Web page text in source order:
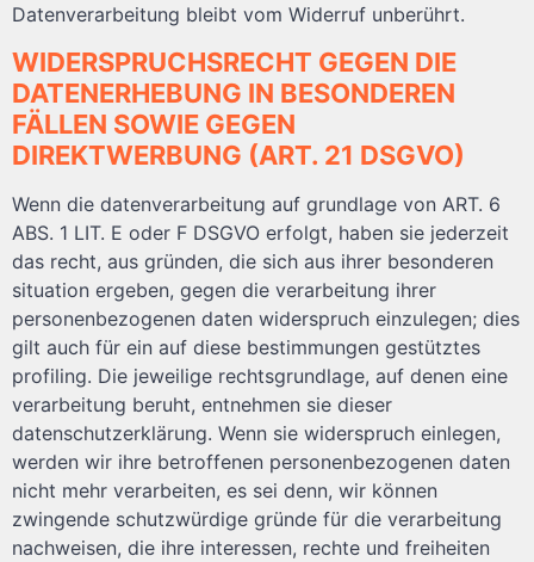
Datenverarbeitung bleibt vom Widerruf unberührt.
WIDERSPRUCHSRECHT GEGEN DIE
DATENERHEBUNG IN BESONDEREN
FÄLLEN SOWIE GEGEN
DIREKTWERBUNG (ART. 21 DSGVO)
Wenn die datenverarbeitung auf grundlage von ART. 6
ABS. 1 LIT. E oder F DSGVO erfolgt, haben sie jederzeit
das recht, aus gründen, die sich aus ihrer besonderen
situation ergeben, gegen die verarbeitung ihrer
personenbezogenen daten widerspruch einzulegen; dies
gilt auch für ein auf diese bestimmungen gestütztes
profiling. Die jeweilige rechtsgrundlage, auf denen eine
verarbeitung beruht, entnehmen sie dieser
datenschutzerklärung. Wenn sie widerspruch einlegen,
werden wir ihre betroffenen personenbezogenen daten
nicht mehr verarbeiten, es sei denn, wir können
zwingende schutzwürdige gründe für die verarbeitung
nachweisen, die ihre interessen, rechte und freiheiten